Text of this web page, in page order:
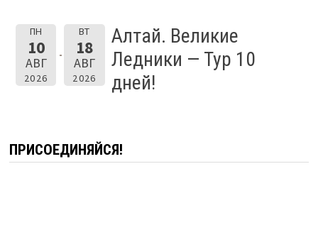
ПН
10
АВГ
2026
ВТ
18
АВГ
2026
Алтай. Великие
Ледники — Тур 10
дней!
ПРИСОЕДИНЯЙСЯ!